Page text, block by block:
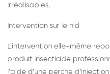
irréalisables.
Intervention sur le nid
L'intervention elle-même
produit insecticide
l'aide d'une perche